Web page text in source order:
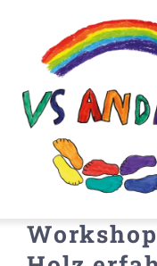
springen
Home
Infos